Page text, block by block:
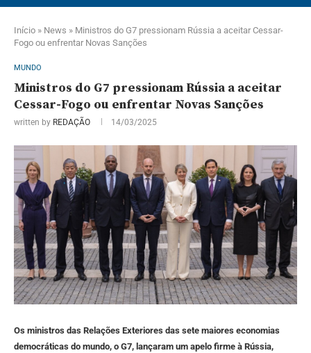
Início » News » Ministros do G7 pressionam Rússia a aceitar Cessar-
Fogo ou enfrentar Novas Sanções
MUNDO
Ministros do G7 pressionam Rússia a aceitar
Cessar-Fogo ou enfrentar Novas Sanções
written by REDAÇÃO 14/03/2025
Os ministros das Relações Exteriores das sete maiores economias
democráticas do mundo, o G7, lançaram um apelo firme à Rússia,